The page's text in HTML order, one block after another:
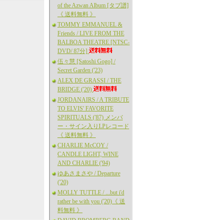
of the Azwan Album [タブ譜]
《 送料無料 》
TOMMY EMMANUEL &
Friends / LIVE FROM THE
BALBOA THEATRE [NTSC-
DVD/ 87分]
伍々慧 [Satoshi Gogo] /
Secret Garden ('23)
ALEX DE GRASSI / THE
BRIDGE ('20)
JORDANAIRS / A TRIBUTE
TO ELVIS' FAVORITE
SPIRITUALS ('87) メンバ
ー・サイン入りLPレコード
《 送料無料 》
CHARLIE McCOY /
CANDLE LIGHT, WINE
AND CHARLIE ('94)
ゆあさまさや / Departure
('20)
MOLLY TUTTLE / ...but i'd
rather be with you ('20)《 送
料無料 》